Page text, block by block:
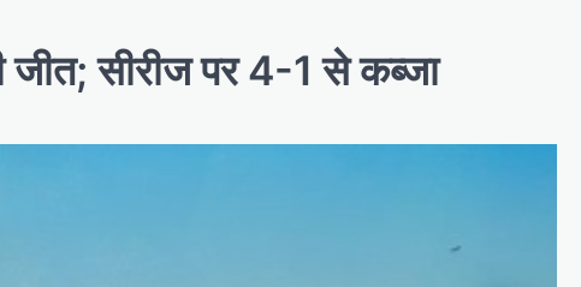
सीरीज पर 4-1 से कब्जा